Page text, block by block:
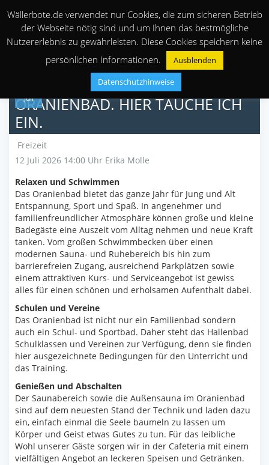
Juli
ORANIENBAD. HIER TAUCHE ICH
EIN.
Freizeit
12 Juli 2026 14:00 Uhr Erika Molle
Relaxen und Schwimmen
Das Oranienbad bietet das ganze Jahr für Jung und Alt
Entspannung, Sport und Spaß. In angenehmer und
familienfreundlicher Atmosphäre können große und kleine
Badegäste eine Auszeit vom Alltag nehmen und neue Kraft
tanken. Vom großen Schwimmbecken über einen
modernen Sauna- und Ruhebereich bis hin zum
barrierefreien Zugang, ausreichend Parkplätzen sowie
einem attraktiven Kurs- und Serviceangebot ist gewiss
alles für einen schönen und erholsamen Aufenthalt dabei.
Schulen und Vereine
Das Oranienbad ist nicht nur ein Familienbad sondern
auch ein Schul- und Sportbad. Daher steht das Hallenbad
Schulklassen und Vereinen zur Verfügung, denn sie finden
hier ausgezeichnete Bedingungen für den Unterricht und
das Training.
Genießen und Abschalten
Der Saunabereich sowie die Außensauna im Oranienbad
sind auf dem neuesten Stand der Technik und laden dazu
ein, einfach einmal die Seele baumeln zu lassen um
Körper und Geist etwas Gutes zu tun. Für das leibliche
Wohl unserer Gäste sorgen wir in der Cafeteria mit einem
vielfältigen Angebot an leckeren Speisen und Getränken.
Wällerbote.de verwendet nur Cookies, die zum sicheren Betrieb
der Webseite nötig sind und um Ihnen das bestmögliche
Nutzererlebnis zu gewährleisten. Diese Cookies speichern keine
persönlichen Informationen.
Ausblenden
Datenschutzhinweise